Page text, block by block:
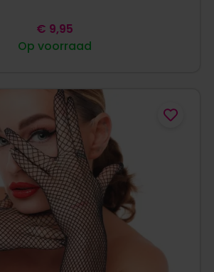
Op voorraad
€ 9,95